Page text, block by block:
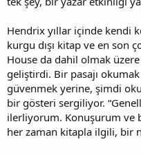
Hendrix yıllar içinde kendi
kurgu dışı kitap ve en son
House da dahil olmak
geliştirdi. Bir pasajı
güvenmek yerine, şimdi
bir gösteri sergiliyor.
ilerliyorum. Konuşurum ve
her zaman kitapla ilgili, bir